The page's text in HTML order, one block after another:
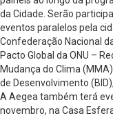
da Cidade. Serão
eventos paralelos pela
Confederação Nacional
Pacto Global da ONU –
Mudança do Clima
de Desenvolvimento
A Aegea também terá
novembro, na Casa